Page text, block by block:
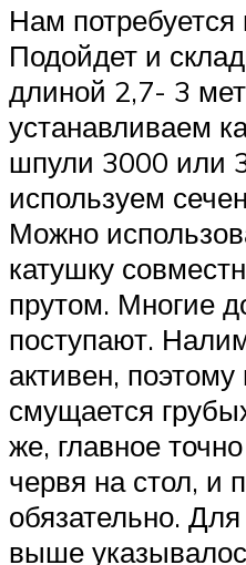
Нам
Подойдет и
длиной 2,7- 3
устанавливаем
шпули 3000 или
используем
Можно
катушку
прутом. Многие
поступают.
активен, поэтому
смущается
же, главное
червя на стол, и
обязательно.
выше